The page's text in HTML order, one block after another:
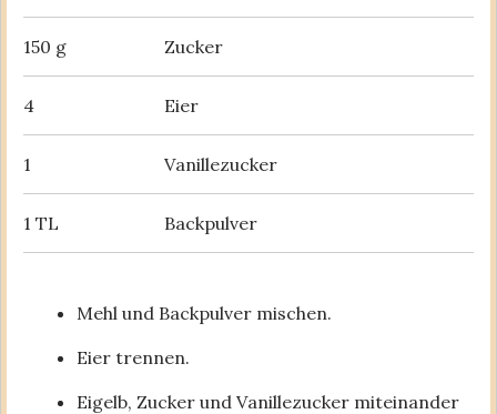
150 g Zucker
4 Eier
1 Vanillezucker
1 TL Backpulver
Mehl und Backpulver mischen.
Eier trennen.
Eigelb, Zucker und Vanillezucker miteinander